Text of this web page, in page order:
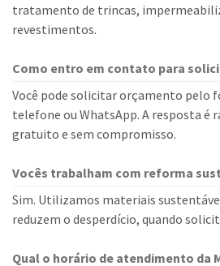
tratamento de trincas,
revestimentos.
Como entro em contato para
Você pode solicitar orçamento pelo
telefone ou WhatsApp. A resposta é
gratuito e sem compromisso.
Vocês trabalham com reforma
Sim. Utilizamos materiais
reduzem o desperdício, quando
Qual o horário de atendimento da